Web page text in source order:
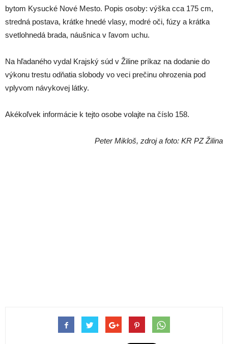
bytom Kysucké Nové Mesto. Popis osoby: výška cca 175 cm,
stredná postava, krátke hnedé vlasy, modré oči, fúzy a krátka
svetlohnedá brada, náušnica v ľavom uchu.
Na hľadaného vydal Krajský súd v Žiline príkaz na dodanie do
výkonu trestu odňatia slobody vo veci prečinu ohrozenia pod
vplyvom návykovej látky.
Akékoľvek informácie k tejto osobe volajte na číslo 158.
Peter Mikloš, zdroj a foto: KR PZ Žilina